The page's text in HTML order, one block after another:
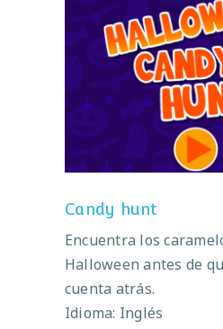
Candy
Candy hunt
Encuentra los
Halloween antes de
cuenta atrás.
Idioma: Inglés